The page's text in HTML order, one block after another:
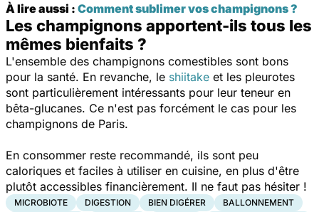
À lire aussi : Comment sublimer vos champignons ?
Les champignons apportent-ils tous les
mêmes bienfaits ?
L'ensemble des champignons comestibles sont bons
pour la santé. En revanche, le shiitake et les pleurotes
sont particulièrement intéressants pour leur teneur en
bêta-glucanes. Ce n'est pas forcément le cas pour les
champignons de Paris.
En consommer reste recommandé, ils sont peu
caloriques et faciles à utiliser en cuisine, en plus d'être
plutôt accessibles financièrement. Il ne faut pas hésiter !
MICROBIOTE DIGESTION BIEN DIGÉRER
BALLONNEMENT